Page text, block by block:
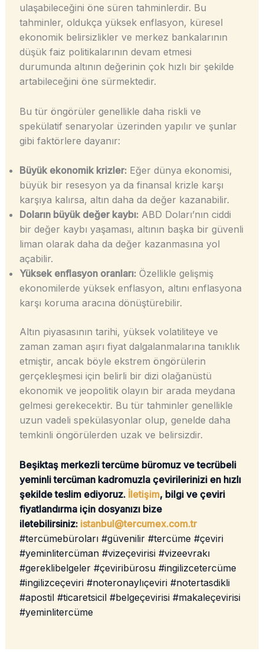
ulaşabileceğini öne süren tahminlerdir. Bu
tahminler, oldukça yüksek enflasyon, küresel
ekonomik belirsizlikler ve merkez bankalarının
düşük faiz politikalarının devam etmesi
durumunda altının değerinin çok hızlı bir şekilde
artabileceğini öne sürmektedir.
Bu tür öngörüler genellikle daha riskli ve
spekülatif senaryolar üzerinden yapılır ve şunlar
gibi faktörlere dayanır:
Büyük ekonomik krizler:Eğer dünya ekonomisi,
büyük bir resesyon ya da finansal krizle karşı
karşıya kalırsa, altın daha da değer kazanabilir.
Doların büyük değer kaybı:ABD Doları’nın ciddi
bir değer kaybı yaşaması, altının başka bir güvenli
liman olarak daha da değer kazanmasına yol
açabilir.
Yüksek enflasyon oranları:Özellikle gelişmiş
ekonomilerde yüksek enflasyon, altını enflasyona
karşı koruma aracına dönüştürebilir.
Altın piyasasının tarihi, yüksek volatiliteye ve
zaman zaman aşırı fiyat dalgalanmalarına tanıklık
etmiştir, ancak böyle ekstrem öngörülerin
gerçekleşmesi için belirli bir dizi olağanüstü
ekonomik ve jeopolitik olayın bir arada meydana
gelmesi gerekecektir. Bu tür tahminler genellikle
uzun vadeli spekülasyonlar olup, genelde daha
temkinli öngörülerden uzak ve belirsizdir.
Beşiktaş merkezli tercüme büromuz ve tecrübeli
yeminli tercüman kadromuzla çevirilerinizi en hızlı
şekilde teslim ediyoruz. İletişim, bilgi ve çeviri
fiyatlandırma için dosyanızı bize
iletebilirsiniz: istanbul@tercumex.com.tr
#tercümebüroları #güvenilir #tercüme #çeviri
#yeminlitercüman #vizeçevirisi #vizeevrakı
#gereklibelgeler #çeviribürosu #ingilizcetercüme
#ingilizceçeviri #noteronaylıçeviri #notertasdikli
#apostil #ticaretsicil #belgeçevirisi #makaleçevirisi
#yeminlitercüme